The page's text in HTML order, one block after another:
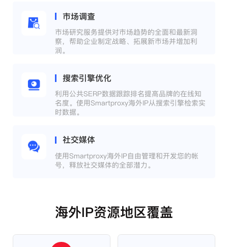
市场调查
市场研究服务提供对市场趋势的全面和最新洞
察，帮助企业制定战略、拓展新市场并增加利
润。
搜索引擎优化
利用公共SERP数据跟踪排名提高品牌的在线知
名度。使用Smartproxy海外IP从搜索引擎检索实
时数据。
社交媒体
使用Smartproxy海外IP自由管理和开发您的帐
号，释放社交媒体的全部潜力。
海外IP资源地区覆盖